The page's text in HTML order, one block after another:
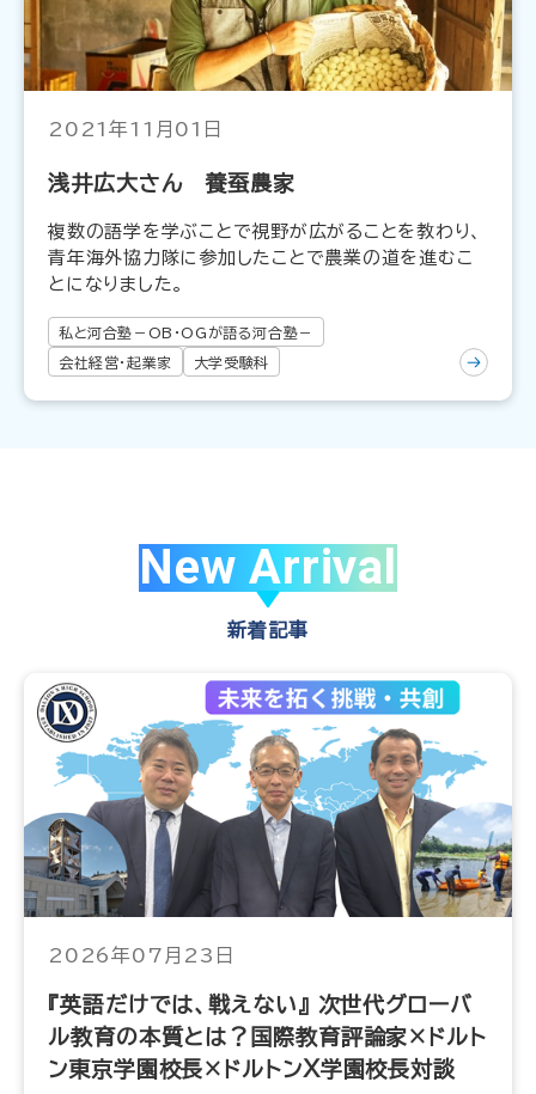
2021年11月01日
浅井広大さん 養蚕農家
複数の語学を学ぶことで視野が広がることを教わり、
青年海外協力隊に参加したことで農業の道を進むこ
とになりました。
私と河合塾－OB・OGが語る河合塾－
会社経営・起業家 大学受験科
New Arrival
新着記事
2026年07月23日
『英語だけでは、戦えない』 次世代グローバ
ル教育の本質とは？国際教育評論家×ドルト
ン東京学園校長×ドルトンX学園校長対談